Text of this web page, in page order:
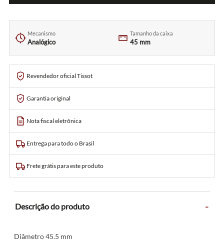
Mecanismo
Analógico
Tamanho da caixa
45 mm
Revendedor oficial Tissot
Garantia original
Nota fiscal eletrônica
Entrega para todo o Brasil
Frete grátis para este produto
Descrição do produto -
Diâmetro 45.5 mm